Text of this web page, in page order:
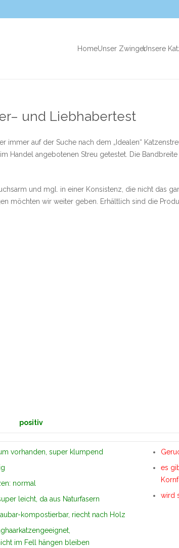
HomeUnser ZwingerUnsere
und Liebhabertest
immer auf der Suche nach dem „Idealen“
Handel angebotenen Streu getestet. Die
und mgl. in einer Konsistenz, die nicht das
möchten wir weiter geben. Erhältlich sind die
positiv
vorhanden, super klumpend
normal
leicht, da aus Naturfasern
kompostierbar, riecht nach Holz
im Fell hängen bleiben
es
wird